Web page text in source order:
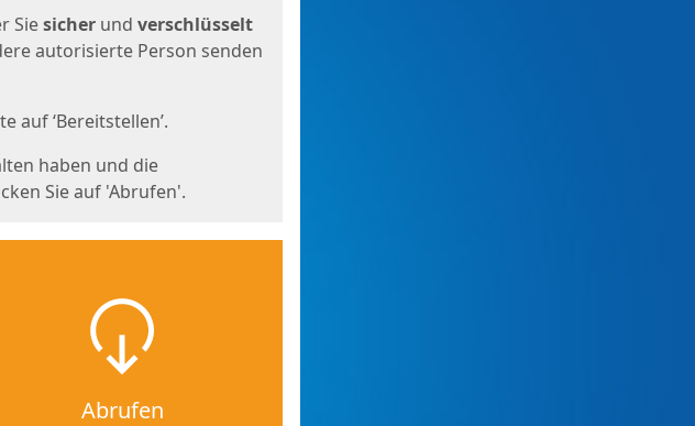
Siesicher und verschlüsselt
autorisierte Person senden
auf ‘Bereitstellen’.
haben und die
Sie auf 'Abrufen'.
Abrufen